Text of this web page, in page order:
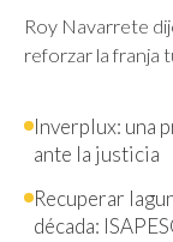
Roy Navarrete
reforzar la franja
Inverplux: una
ante la justicia
Recuperar
década: